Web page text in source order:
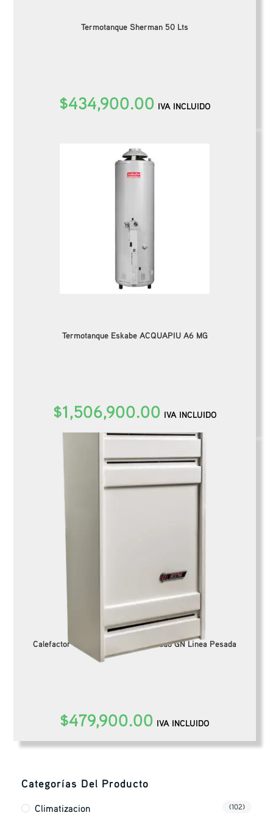
Termotanque Sherman 50 Lts
$434,900.00 IVA INCLUIDO
Termotanque Eskabe ACQUAPIU A6 MG
$1,506,900.00 IVA INCLUIDO
Calefactor CTZ 2500 Tiro Balanceado GN Linea Pesada
$479,900.00 IVA INCLUIDO
Categorías Del Producto
Climatizacion (102)